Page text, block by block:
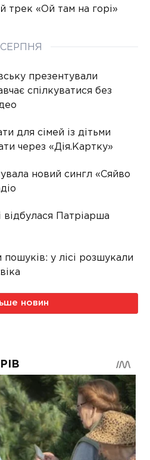
трек «Ой там на горі»
презентували
спілкуватися без
для сімей із дітьми
через «Дія.Картку»
новий сингл «Сяйво
відбулася Патріарша
у лісі розшукали
новин